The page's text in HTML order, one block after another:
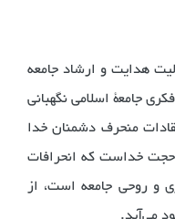
هدایت و ارشاد جامعه
جامعۀ اسلامی نگهبانی
منحرف دشمنان خدا
خداست که انحرافات
و روحی جامعه است، از